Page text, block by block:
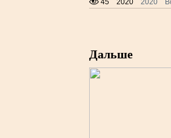
45 2020 2020
Дальше